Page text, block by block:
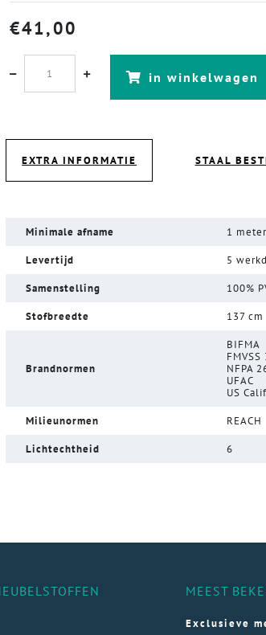
€41,00
in winkelwagen
EXTRA INFORMATIE STAAL
Minimale afname 1 meter
Levertijd 5
Samenstelling 100%
Stofbreedte 137 cm
Brandnormen
BIFMA
FMVSS
NFPA
UFAC
US
Milieunormen REACH
Lichtechtheid 6
MEEST
Exclusieve